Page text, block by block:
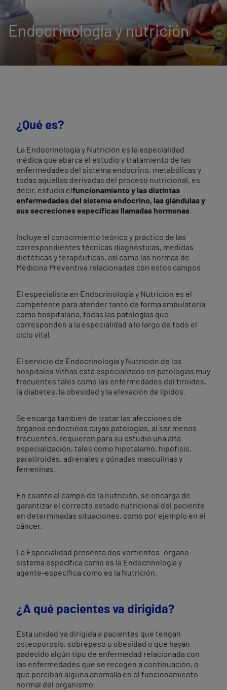
Endocrinología y nutrición
¿Qué es?
La Endocrinología y Nutrición es la especialidad
médica que abarca el estudio y tratamiento de las
enfermedades del sistema endocrino, metabólicas y
todas aquellas derivadas del proceso nutricional, es
decir, estudia el funcionamiento y las distintas
enfermedades del sistema endocrino, las glándulas y
sus secreciones específicas llamadas hormonas
Incluye el conocimiento teórico y práctico de las
correspondientes técnicas diagnósticas, medidas
dietéticas y terapéuticas, así como las normas de
Medicina Preventiva relacionadas con estos campos.
El especialista en Endocrinología y Nutrición es el
competente para atender tanto de forma ambulatoria
como hospitalaria, todas las patologías que
corresponden a la especialidad a lo largo de todo el
ciclo vital.
El servicio de Endocrinología y Nutrición de los
hospitales Vithas está especializado en patologías muy
frecuentes tales como las enfermedades del tiroides,
la diabetes, la obesidad y la elevación de lípidos.
Se encarga también de tratar las afecciones de
órganos endocrinos cuyas patologías, al ser menos
frecuentes, requieren para su estudio una alta
especialización, tales como hipotálamo, hipófisis,
paratiroides, adrenales y gónadas masculinas y
femeninas.
En cuanto al campo de la nutrición, se encarga de
garantizar el correcto estado nutricional del paciente
en determinadas situaciones, como por ejemplo en el
cáncer.
La Especialidad presenta dos vertientes: órgano-
sistema específica como es la Endocrinología y
agente-específica como es la Nutrición.
¿A qué pacientes va dirigida?
Esta unidad va dirigida a pacientes que tengan
osteoporosis, sobrepeso u obesidad o que hayan
padecido algún tipo de enfermedad relacionada con
las enfermedades que se recogen a continuación, o
que perciban alguna anomalía en el funcionamiento
normal del organismo: